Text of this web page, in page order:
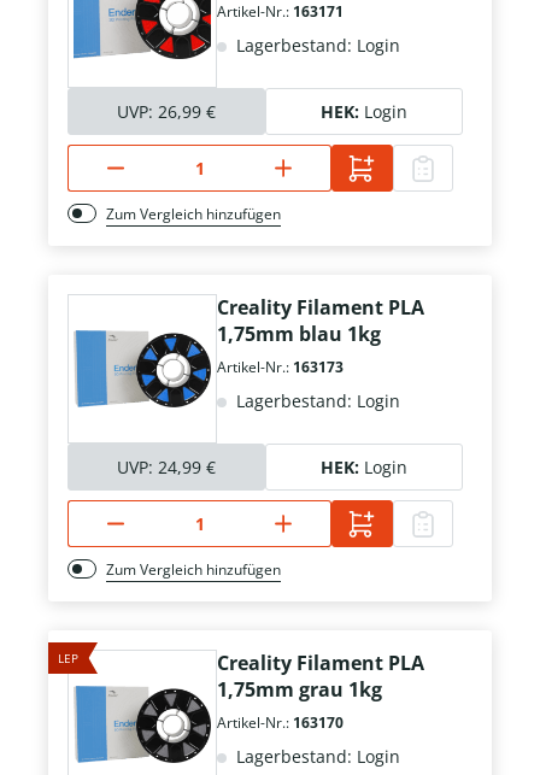
Artikel-Nr.: 163171
Lagerbestand: Login
UVP: 26,99 € HEK: Login
Zum Vergleich hinzufügen
Creality Filament PLA
1,75mm blau 1kg
Artikel-Nr.: 163173
Lagerbestand: Login
UVP: 24,99 € HEK: Login
Zum Vergleich hinzufügen
LEP
Creality Filament PLA
1,75mm grau 1kg
Artikel-Nr.: 163170
Lagerbestand: Login